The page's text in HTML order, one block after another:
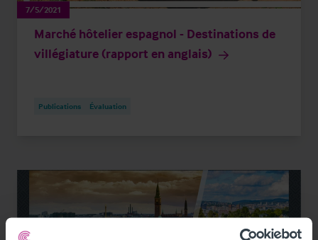
7/5/2021
Marché hôtelier espagnol - Destinations de
villégiature (rapport en anglais)
Publications Évaluation